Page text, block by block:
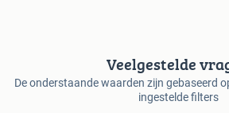
Veelgestelde
De onderstaande waarden zijn gebaseerd
ingestelde filters